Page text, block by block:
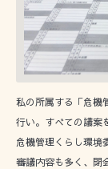
私の所属する「危機
行い。すべての議案
危機管理くらし環境
審議内容も多く、閉